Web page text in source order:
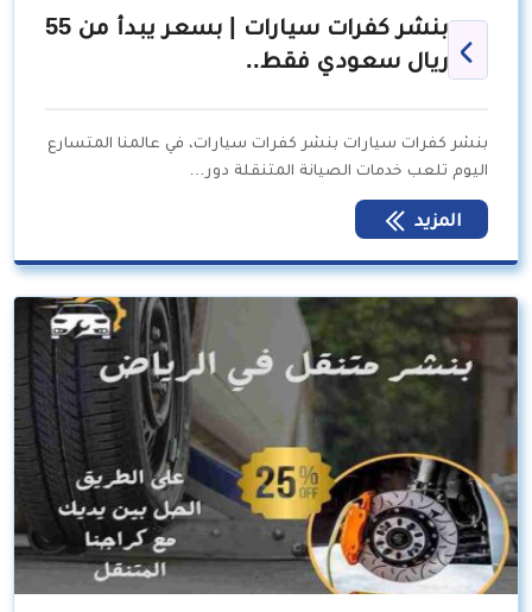
بنشر كفرات سيارات | بسعر يبدأ من 55
ريال سعودي فقط..
بنشر كفرات سيارات بنشر كفرات سيارات، في عالمنا المتسارع
اليوم تلعب خدمات الصيانة المتنقلة دور…
المزيد